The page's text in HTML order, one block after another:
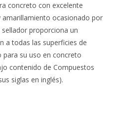
concreto con excelente
ocasionado por
sellador proporciona un
a todas las superficies de
su uso en concreto
contenido de Compuestos
siglas en inglés).